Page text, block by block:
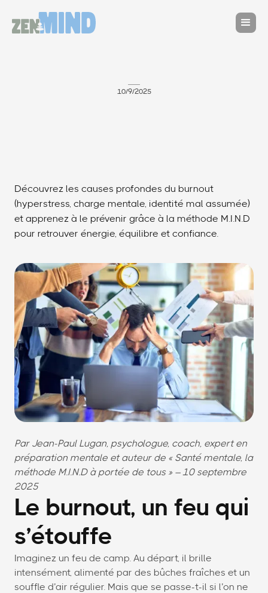
10/9/2025
Découvrez les causes profondes du burnout
(hyperstress, charge mentale, identité mal assumée)
et apprenez à le prévenir grâce à la méthode M.I.N.D
pour retrouver énergie, équilibre et confiance.
Par Jean-Paul Lugan, psychologue, coach, expert en
préparation mentale et auteur de « Santé mentale, la
méthode M.I.N.D à portée de tous » – 10 septembre
2025
Le burnout, un feu qui
s’étouffe
Imaginez un feu de camp. Au départ, il brille
intensément, alimenté par des bûches fraîches et un
souffle d’air régulier. Mais que se passe-t-il si l’on ne